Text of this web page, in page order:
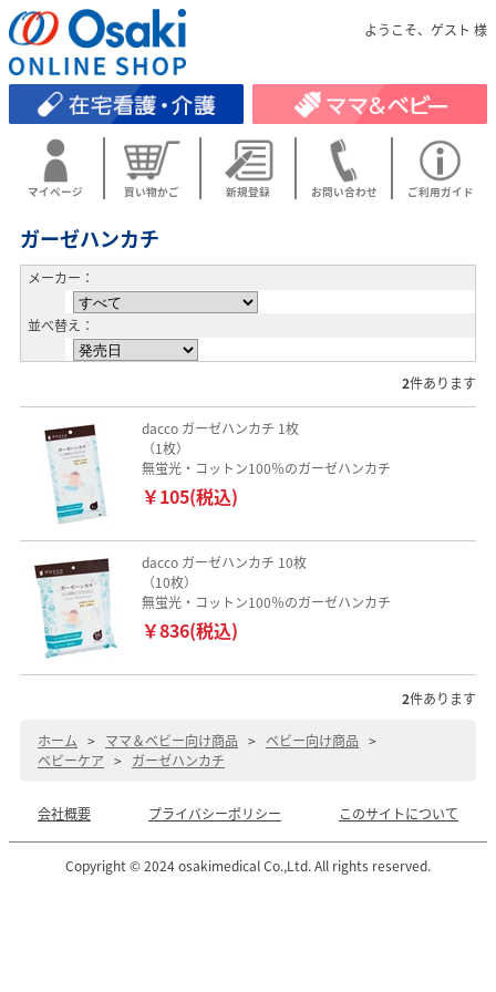
ようこそ、ゲスト 様
マイページ 買い物かご 新規登録 お問い合わせ ご利用ガイド
ガーゼハンカチ
メーカー：
並べ替え：
2件あります
dacco ガーゼハンカチ 1枚
（1枚）
無蛍光・コットン100％のガーゼハンカチ
￥105(税込)
dacco ガーゼハンカチ 10枚
（10枚）
無蛍光・コットン100％のガーゼハンカチ
￥836(税込)
2件あります
ホーム > ママ＆ベビー向け商品 > ベビー向け商品 >
ベビーケア > ガーゼハンカチ
会社概要 プライバシーポリシー このサイトについて
Copyright © 2024 osakimedical Co.,Ltd. All rights reserved.